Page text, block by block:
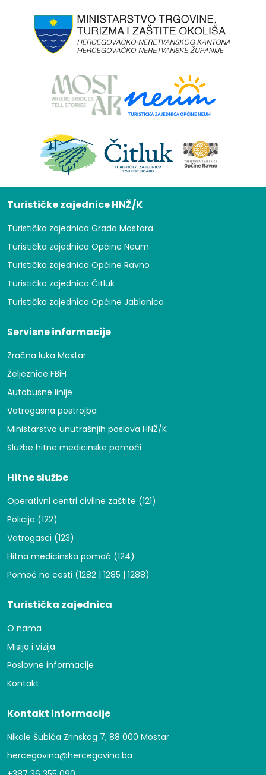
Turističke zajednice HNŽ/K
Turistička zajednica Grada Mostara
Turistička zajednica Općine Neum
Turistička zajednica Općine Ravno
Turistička zajednica Čitluk
Turistička zajednica Općine Jablanica
Servisne informacije
Zračna luka Mostar
Željeznice FBiH
Autobusne linije
Vatrogasna postrojba
Ministarstvo unutrašnjih poslova HNŽ/K
Službe hitne medicinske pomoći
Hitne službe
Operativni centri civilne zaštite (121)
Policija (122)
Vatrogasci (123)
Hitna medicinska pomoć (124)
Pomoć na cesti (1282 | 1285 | 1288)
Turistička zajednica
O nama
Misija i vizija
Poslovne informacije
Kontakt
Kontakt informacije
Nikole Šubića Zrinskog 7, 88 000 Mostar
hercegovina@hercegovina.ba